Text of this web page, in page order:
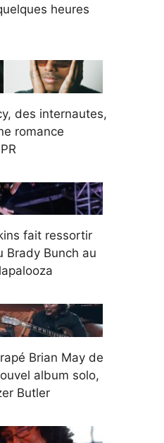
heures
des internautes,
romance
fait ressortir
Brady Bunch au
Brian May de
album solo,
Butler